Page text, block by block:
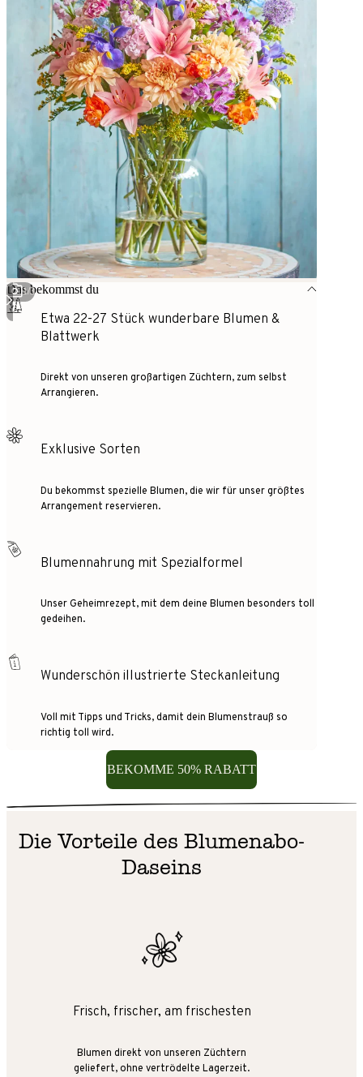
1/3
Das bekommst du
Etwa 22-27 Stück wunderbare Blumen &
Blattwerk
Direkt von unseren großartigen Züchtern, zum selbst
Arrangieren.
Exklusive Sorten
Du bekommst spezielle Blumen, die wir für unser größtes
Arrangement reservieren.
Blumennahrung mit Spezialformel
Unser Geheimrezept, mit dem deine Blumen besonders toll
gedeihen.
Wunderschön illustrierte Steckanleitung
Voll mit Tipps und Tricks, damit dein Blumenstrauß so
richtig toll wird.
BEKOMME 50% RABATT
Die Vorteile des Blumenabo-
Daseins
Frisch, frischer, am frischesten
Blumen direkt von unseren Züchtern
geliefert, ohne vertrödelte Lagerzeit.